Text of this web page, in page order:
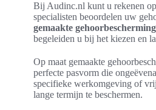
Bij Audinc.nl kunt u rekenen
specialisten beoordelen uw
gemaakte gehoorbescherming
begeleiden u bij het kiezen en
Op maat gemaakte
perfecte pasvorm die
specifieke werkomgeving of
lange termijn te beschermen.